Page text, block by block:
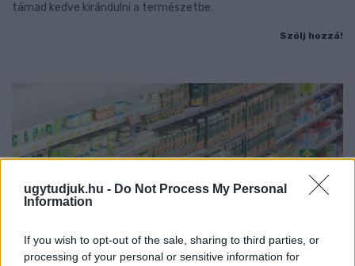
ugytudjuk.hu - Do Not Process My Personal
Information
If you wish to opt-out of the sale, sharing to third parties, or
processing of your personal or sensitive information for
támad kedve kirándulni a természetbe.
Szólj hozzá!